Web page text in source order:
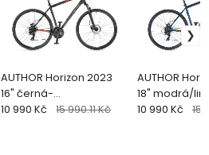
AUTHOR Horizon 2023
16" černá-
matná/oranžová
10 990 Kč 15 990.11 Kč
AUTHOR
18" modrá/
krosové kolo
10 990 Kč 15